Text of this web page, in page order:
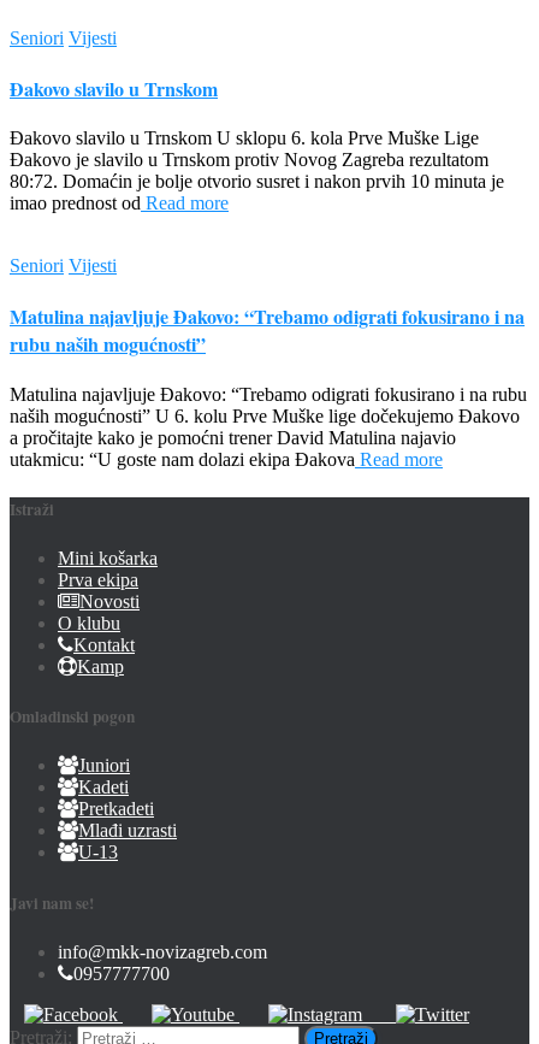
Seniori Vijesti
Đakovo slavilo u Trnskom
Đakovo slavilo u Trnskom U sklopu 6. kola Prve Muške Lige
Đakovo je slavilo u Trnskom protiv Novog Zagreba rezultatom
80:72. Domaćin je bolje otvorio susret i nakon prvih 10 minuta je
imao prednost od Read more
Seniori Vijesti
Matulina najavljuje Đakovo: “Trebamo odigrati fokusirano i na
rubu naših mogućnosti”​
Matulina najavljuje Đakovo: “Trebamo odigrati fokusirano i na rubu
naših mogućnosti” U 6. kolu Prve Muške lige dočekujemo Đakovo
a pročitajte kako je pomoćni trener David Matulina najavio
utakmicu: “U goste nam dolazi ekipa Đakova Read more
Istraži
Mini košarka
Prva ekipa
Novosti
O klubu
Kontakt
Kamp
Omladinski pogon
Juniori
Kadeti
Pretkadeti
Mlađi uzrasti
U-13
Javi nam se!
info@mkk-novizagreb.com
0957777700
Pretraži: